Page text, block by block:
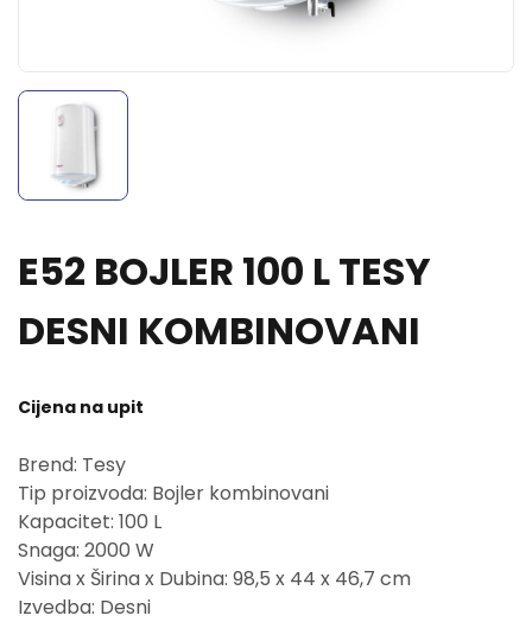
E52 BOJLER 100 L TESY
DESNI KOMBINOVANI
Cijena na upit
Brend: Tesy
Tip proizvoda: Bojler kombinovani
Kapacitet: 100 L
Snaga: 2000 W
Visina x Širina x Dubina: 98,5 x 44 x 46,7 cm
Izvedba: Desni